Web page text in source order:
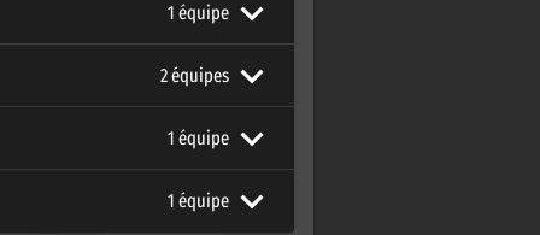
1 équipe
2 équipes
1 équipe
1 équipe